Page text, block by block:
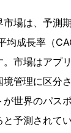
市場は、予測
均成長率（
市場はアプ
管理に区分
世界のパス
予測されて